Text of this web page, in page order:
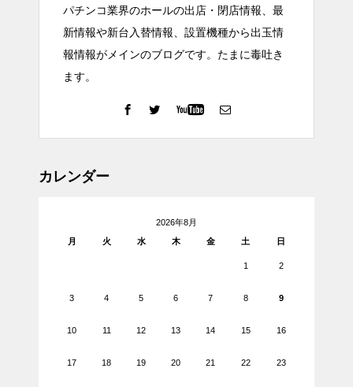
パチンコ業界のホールの出店・閉店情報、最
新情報や新台入替情報、設置機種から出玉情
報情報がメインのブログです。たまに毒吐き
ます。
カレンダー
2026年8月
月
火 水 木 金 土 日
1 2
3 4 5 6 7 8 9
10 11 12 13 14 15 16
17 18 19 20 21 22 23